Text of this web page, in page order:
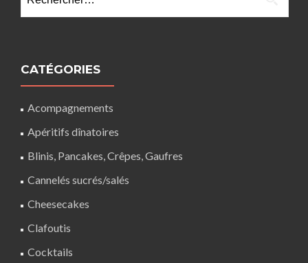
CATÉGORIES
Acompagnements
Apéritifs dînatoires
Blinis, Pancakes, Crêpes, Gaufres
Cannelés sucrés/salés
Cheesecakes
Clafoutis
Cocktails